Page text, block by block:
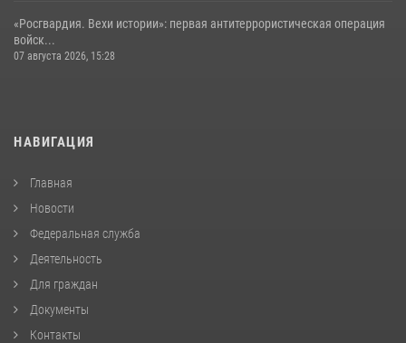
«Росгвардия. Вехи истории»: первая антитеррористическая операция
войск...
07 августа 2026, 15:28
НАВИГАЦИЯ
Главная
Новости
Федеральная служба
Деятельность
Для граждан
Документы
Контакты